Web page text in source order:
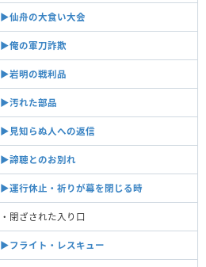
▶︎仙舟の大食い大会
▶︎俺の軍刀詐欺
▶︎岩明の戦利品
▶︎汚れた部品
▶︎見知らぬ人への返信
▶︎諦聴とのお別れ
▶︎運行休止・祈りが幕を閉じる時
・閉ざされた入り口
▶︎フライト・レスキュー